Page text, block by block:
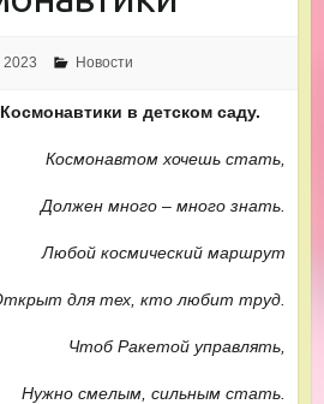
2023 Новости
в детском саду.
Космонавтом хочешь стать,
Должен много – много знать.
Любой космический маршрут
для тех, кто любит труд.
Чтоб Ракетой управлять,
Нужно смелым, сильным стать.